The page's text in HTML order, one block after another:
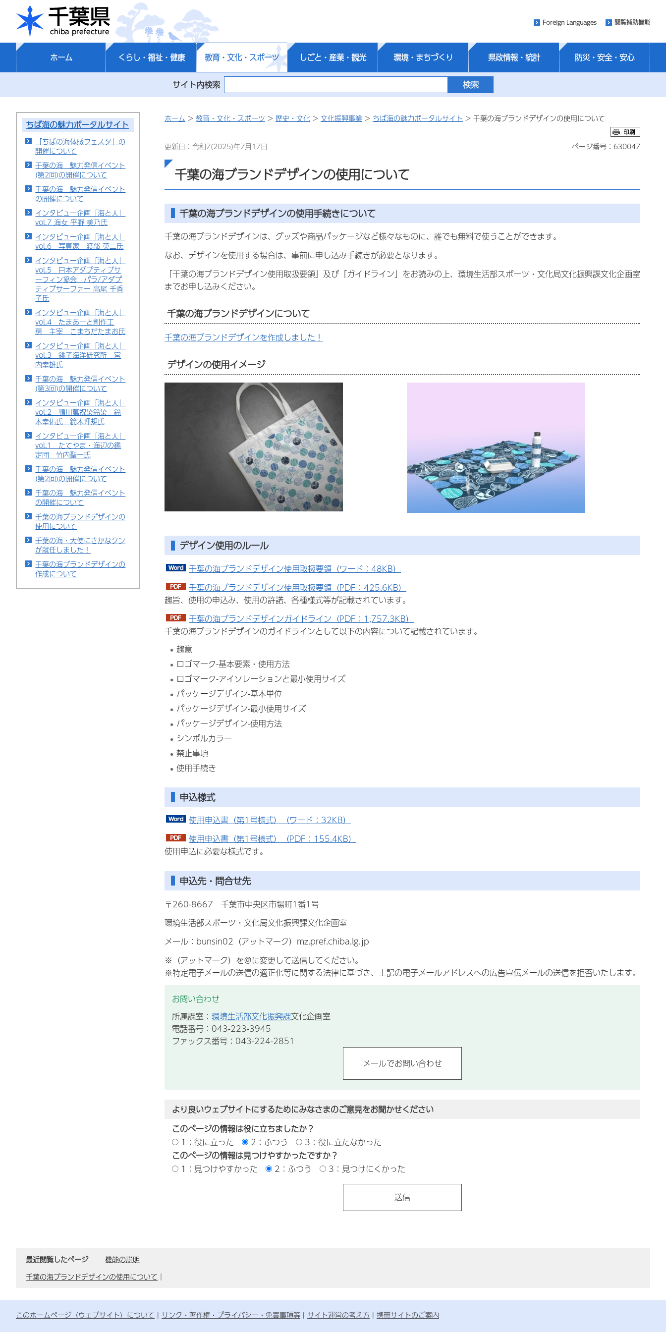
千葉県
Foreign Languages 閲覧補助機能
ホーム くらし・福祉・健康 教育・文化・スポーツ しごと・産業・観光 環境・まちづくり 県政情報・統計 防災・安全・安心
サイト内検索
ちば海の魅力ポータルサイト
「ちばの海体感フェスタ」の
開催について
千葉の海 魅力発信イベント
(第2回)の開催について
千葉の海 魅力発信イベント
の開催について
インタビュー企画「海と人」
vol.7 海女 平野 美乃氏
インタビュー企画「海と人」
vol.6 写真家 渡部 英二氏
インタビュー企画「海と人」
vol.5 日本アダプティブサ
ーフィン協会 パラ/アダプ
ティブサーファー 高尾 千香
子氏
インタビュー企画「海と人」
vol.4 たまあーと創作工
房 主宰 こまちだたまお氏
インタビュー企画「海と人」
vol.3 銚子海洋研究所 宮
内幸雄氏
千葉の海 魅力発信イベント
(第3回)の開催について
インタビュー企画「海と人」
vol.2 鴨川萬祝染鈴染 鈴
木幸佑氏 鈴木理規氏
インタビュー企画「海と人」
vol.1 たてやま・海辺の鑑
定団 竹内聖一氏
千葉の海 魅力発信イベント
(第2回)の開催について
千葉の海 魅力発信イベント
の開催について
千葉の海ブランドデザインの
使用について
千葉の海・大使にさかなクン
が就任しました！
千葉の海ブランドデザインの
作成について
ホーム > 教育・文化・スポーツ > 歴史・文化 > 文化振興事業 > ちば海の魅力ポータルサイト > 千葉の海ブランドデザインの使用について
更新日：令和7(2025)年7月17日 ページ番号：630047
千葉の海ブランドデザインの使用について
千葉の海ブランドデザインの使用手続きについて
千葉の海ブランドデザインは、グッズや商品パッケージなど様々なものに、誰でも無料で使うことができます。
なお、デザインを使用する場合は、事前に申し込み手続きが必要となります。
「千葉の海ブランドデザイン使用取扱要領」及び「ガイドライン」をお読みの上、環境生活部スポーツ・文化局文化振興課文化企画室
までお申し込みください。
千葉の海ブランドデザインについて
千葉の海ブランドデザインを作成しました！
デザインの使用イメージ
デザイン使用のルール
千葉の海ブランドデザイン使用取扱要領（ワード：48KB）
千葉の海ブランドデザイン使用取扱要領（PDF：425.6KB）
趣旨、使用の申込み、使用の許諾、各種様式等が記載されています。
千葉の海ブランドデザインガイドライン（PDF：1,757.3KB）
千葉の海ブランドデザインのガイドラインとして以下の内容について記載されています。
趣意
ロゴマーク-基本要素・使用方法
ロゴマーク-アイソレーションと最小使用サイズ
パッケージデザイン-基本単位
パッケージデザイン-最小使用サイズ
パッケージデザイン-使用方法
シンボルカラー
禁止事項
使用手続き
申込様式
使用申込書（第1号様式）（ワード：32KB）
使用申込書（第1号様式）（PDF：155.4KB）
使用申込に必要な様式です。
申込先・問合せ先
〒260-8667 千葉市中央区市場町1番1号
環境生活部スポーツ・文化局文化振興課文化企画室
メール：bunsin02（アットマーク）mz.pref.chiba.lg.jp
※（アットマーク）を＠に変更して送信してください。
※特定電子メールの送信の適正化等に関する法律に基づき、上記の電子メールアドレスへの広告宣伝メールの送信を拒否いたします。
お問い合わせ
所属課室： 環境生活部文化振興課文化企画室
電話番号：043-223-3945
ファックス番号：043-224-2851
より良いウェブサイトにするためにみなさまのご意見をお聞かせください
このページの情報は役に立ちましたか？
1：役に立った
2：ふつう
3：役に立たなかった
このページの情報は見つけやすかったですか？
1：見つけやすかった
2：ふつう 3：見つけにくかった
最近閲覧したページ
機能の説明
千葉の海ブランドデザインの使用について ｜
このホームページ（ウェブサイト）について リンク・著作権・プライバシー・免責事項等 サイト運営の考え方 携帯サイトのご案内